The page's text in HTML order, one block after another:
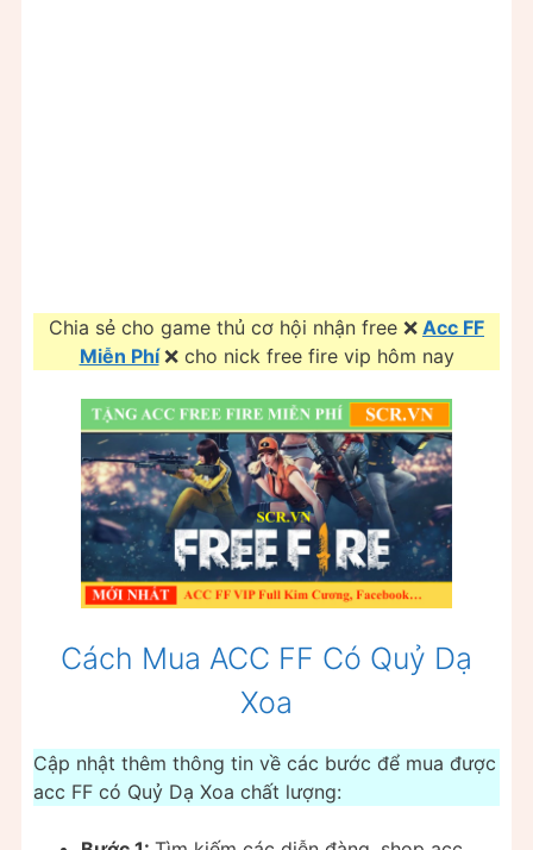
Chia sẻ cho game thủ cơ hội nhận free ❌ Acc FF
Miễn Phí ❌ cho nick free fire vip hôm nay
Cách Mua ACC FF Có Quỷ Dạ
Xoa
Cập nhật thêm thông tin về các bước để mua được
acc FF có Quỷ Dạ Xoa chất lượng: